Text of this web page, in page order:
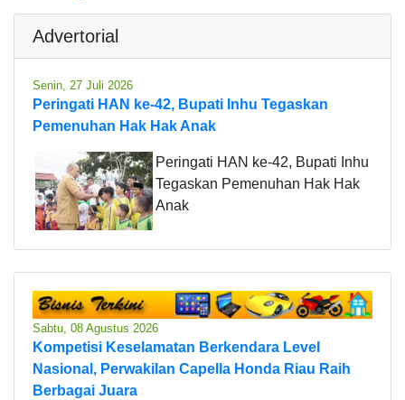
Advertorial
Senin, 27 Juli 2026
Peringati HAN ke-42, Bupati Inhu Tegaskan
Pemenuhan Hak Hak Anak
Peringati HAN ke-42, Bupati Inhu
Tegaskan Pemenuhan Hak Hak
Anak
Sabtu, 08 Agustus 2026
Kompetisi Keselamatan Berkendara Level
Nasional, Perwakilan Capella Honda Riau Raih
Berbagai Juara